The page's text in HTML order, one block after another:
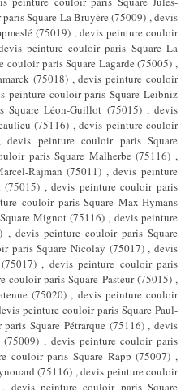
Square La Bruyère (75009) , devis
(75019) , devis peinture couloir
peinture couloir paris Square La
paris Square Lagarde (75005) ,
(75018) , devis peinture couloir
peinture couloir paris Square Leibniz
Square Léon-Guillot (75015) , devis
(75116) , devis peinture couloir
peinture couloir paris Square
paris Square Malherbe (75116) ,
Rajman (75011) , devis peinture
(75015) , devis peinture couloir paris
couloir paris Square Max-Hymans
Mignot (75116) , devis peinture
, devis peinture couloir paris Square
paris Square Nicolaÿ (75017) , devis
, devis peinture couloir paris
couloir paris Square Pasteur (75015) ,
(75020) , devis peinture couloir
peinture couloir paris Square Paul-
Square Pétrarque (75116) , devis
, devis peinture couloir paris
couloir paris Square Rapp (75007) ,
(75116) , devis peinture couloir
devis peinture couloir paris Square